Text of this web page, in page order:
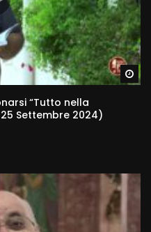
“Tutto nella
Settembre 2024)